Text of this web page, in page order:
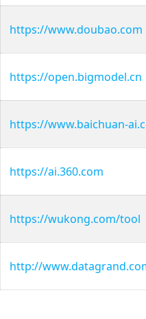
https://www.doubao.com
https://open.bigmodel.cn
https://www.baichuan-
https://ai.360.com
https://wukong.com/tool
http://